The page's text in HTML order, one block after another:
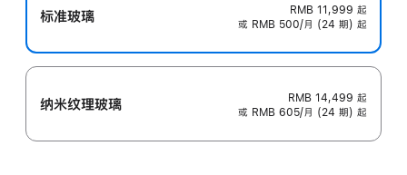
标准玻璃 RMB 11,999 起
或 RMB 500/月 (24 期) 起
纳米纹理玻璃 RMB 14,499 起
或 RMB 605/月 (24 期) 起